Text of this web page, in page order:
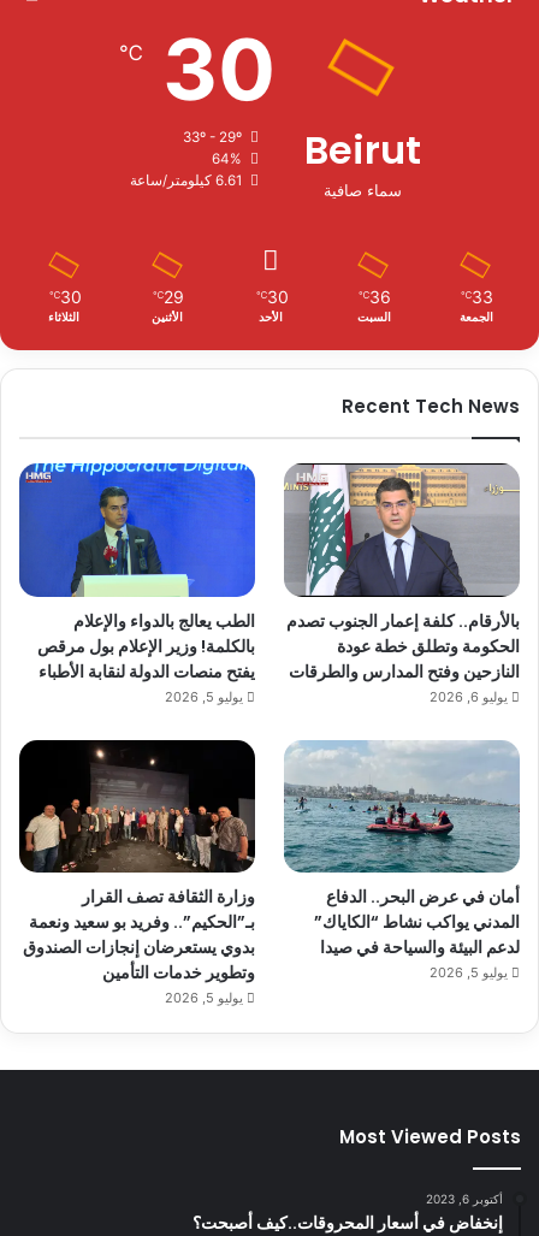
Beirut
سماء صافية
30
℃
33º - 29º
64%
6.61 كيلومتر/ساعة
33
℃
الجمعة
36
℃
السبت
30
℃
الأحد
29
℃
الأثنين
30
℃
الثلاثاء
Recent Tech News
بالأرقام.. كلفة إعمار الجنوب تصدم
الحكومة وتطلق خطة عودة
النازحين وفتح المدارس والطرقات
يوليو 6, 2026
الطب يعالج بالدواء والإعلام
بالكلمة! وزير الإعلام بول مرقص
يفتح منصات الدولة لنقابة الأطباء
يوليو 5, 2026
أمان في عرض البحر.. الدفاع
المدني يواكب نشاط “الكاياك”
لدعم البيئة والسياحة في صيدا
يوليو 5, 2026
وزارة الثقافة تصف القرار
بـ”الحكيم”.. وفريد بو سعيد ونعمة
بدوي يستعرضان إنجازات الصندوق
وتطوير خدمات التأمين
يوليو 5, 2026
Most Viewed Posts
أكتوبر 6, 2023
إنخفاض في أسعار المحروقات..كيف أصبحت؟